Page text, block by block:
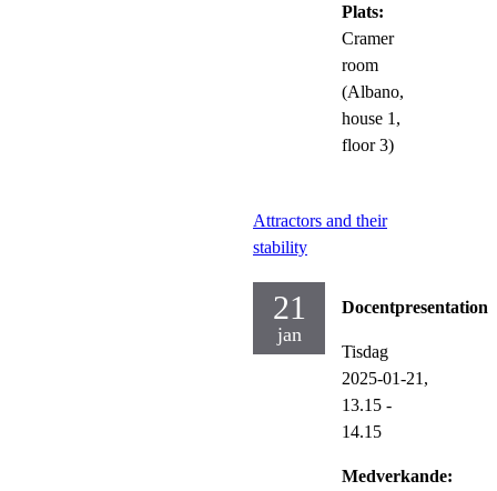
Plats:
Cramer
room
(Albano,
house 1,
floor 3)
Attractors and their
stability
21
jan
Docentpresentation
Tisdag
2025-01-21,
13.15 -
14.15
Medverkande: